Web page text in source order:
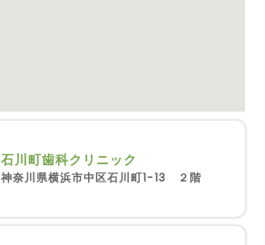
石川町歯科クリニック
神奈川県横浜市中区石川町1-13 ２階